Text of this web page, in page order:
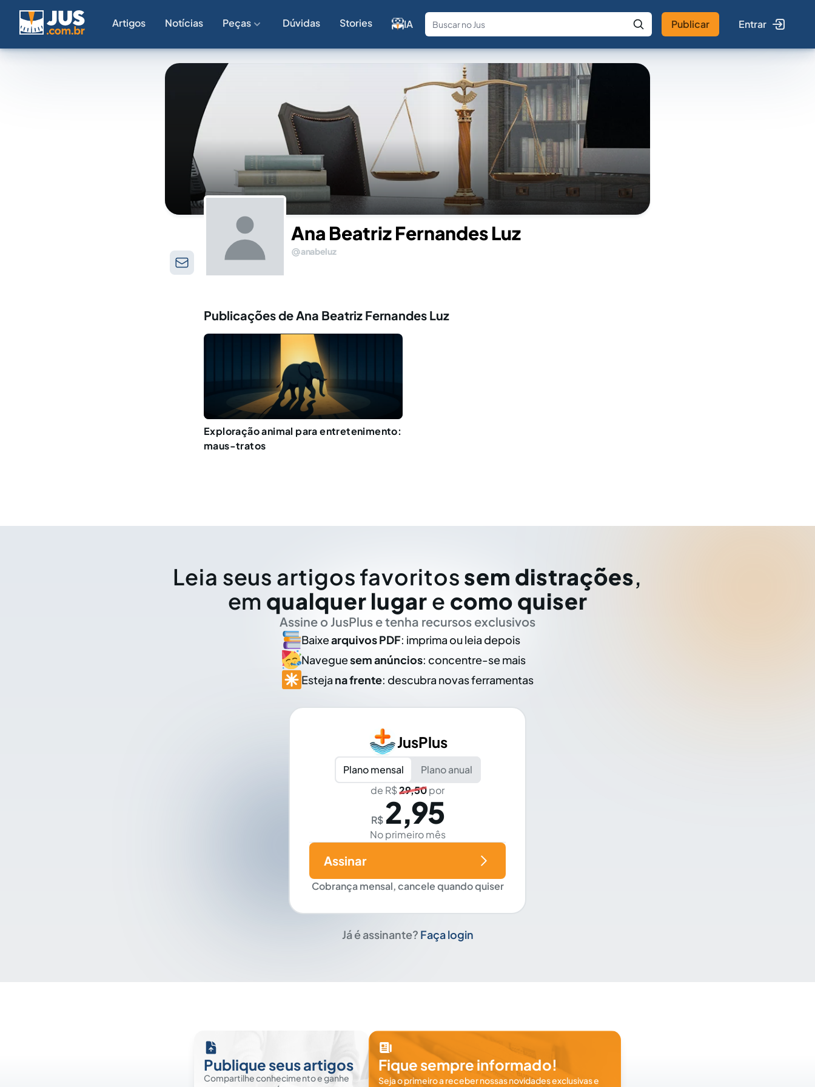
Artigos Notícias Peças Dúvidas Stories IA
Fale com a IA Buscar no Jus
Publicar Entrar
Ana Beatriz Fernandes Luz
anabeluz
Publicações de Ana Beatriz Fernandes Luz
Exploração animal para entretenimento:
maus-tratos
Leia seus artigos favoritos sem distrações,
em qualquer lugar e como quiser
Assine o JusPlus e tenha recursos exclusivos
Baixearquivos PDF: imprima ou leia depois
Naveguesem anúncios: concentre-se mais
Esteja na frente: descubra novas ferramentas
JusPlus
Plano mensal
Plano anual
de R$29,50por
R$ 2,95
No primeiro mês
Cobrança mensal, cancele quando quiser
Assinar
Já é assinante? Faça login
Publique seus artigos
Compartilhe conhecimento e ganhe
Fique sempre informado!
Seja o primeiro a receber nossas novidades exclusivas e